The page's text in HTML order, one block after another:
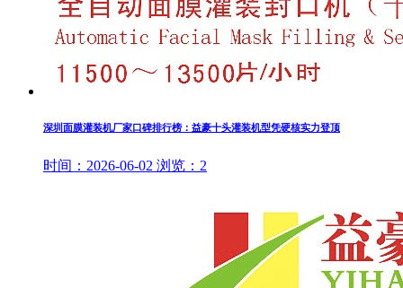
深圳面膜灌装机厂家口碑排行榜：益豪十头灌装机型凭硬核实力登顶
时间： 2026-06-02 浏览： 2